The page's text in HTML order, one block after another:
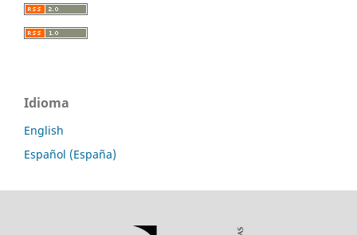
Idioma
English
Español (España)